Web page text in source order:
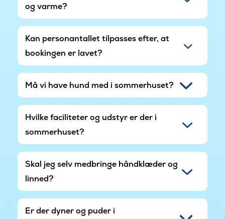
og varme?
Kan personantallet tilpasses efter, at
bookingen er lavet?
Må vi have hund med i sommerhuset?
Hvilke faciliteter og udstyr er der i
sommerhuset?
Skal jeg selv medbringe håndklæder og
linned?
Er der dyner og puder i